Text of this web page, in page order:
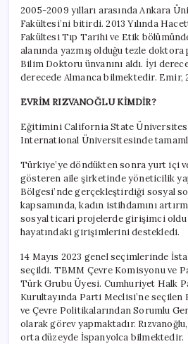
2005-2009 yılları arasında Ankara
Fakültesi’ni bitirdi. 2013 Yılında
Fakültesi Tıp Tarihi ve Etik
alanında yazmış olduğu tezle
Bilim Doktoru ünvanını aldı. İyi
derecede Almanca bilmektedir. Emir,
EVRİM RIZVANOĞLU KİMDİR?
Eğitimini California State
International Üniversitesinde
Türkiye’ye döndükten sonra yurt içi
gösteren aile şirketinde yöneticilik
Bölgesi’nde gerçekleştirdiği sosyal
kapsamında, kadın istihdamını
sosyal ticari projelerde girişimci oldu
hayatındaki girişimlerini destekledi.
14 Mayıs 2023 genel seçimlerinde
seçildi. TBMM Çevre Komisyonu ve
Türk Grubu Üyesi. Cumhuriyet Halk
Kurultayında Parti Meclisi’ne seçilen
ve Çevre Politikalarından Sorumlu
olarak görev yapmaktadır.
orta düzeyde İspanyolca bilmektedir.